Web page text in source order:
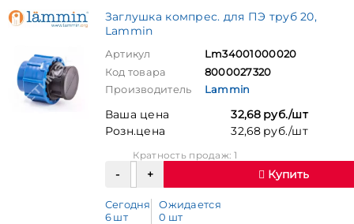
Заглушка компрес. для ПЭ труб 20,
Lammin
Артикул
Lm34001000020
Код товара
8000027320
Производитель
Lammin
Ваша цена
32,68 руб./шт
Розн.цена
32,68 руб./шт
Кратность продаж: 1
Купить
Сегодня
6 шт
Ожидается
0 шт